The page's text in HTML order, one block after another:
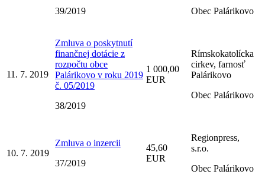
39/2019
Obec Palárikovo
11. 7. 2019
Zmluva o poskytnutí
finančnej dotácie z
rozpočtu obce
Palárikovo v roku 2019
č. 05/2019
38/2019
1 000,00
EUR
Rímskokatolícka
cirkev, farnosť
Palárikovo
Obec Palárikovo
10. 7. 2019
Zmluva o inzercii
37/2019
45,60
EUR
Regionpress,
s.r.o.
Obec Palárikovo